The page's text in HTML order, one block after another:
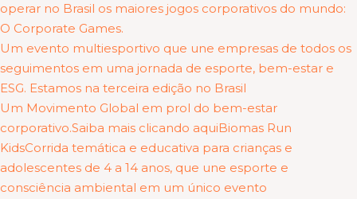
operar no Brasil os maiores jogos corporativos do mundo:
O Corporate Games.
Um evento multiesportivo que une empresas de todos os
seguimentos em uma jornada de esporte, bem-estar e
ESG. Estamos na terceira edição no Brasil
Um Movimento Global em prol do bem-estar
corporativo.Saiba mais clicando aquiBiomas Run
KidsCorrida temática e educativa para crianças e
adolescentes de 4 a 14 anos, que une esporte e
consciência ambiental em um único evento